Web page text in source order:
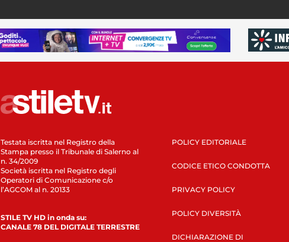
Testata iscritta nel Registro della
Stampa presso il Tribunale di Salerno al
n. 34/2009
Società iscritta nel Registro degli
Operatori di Comunicazione c/o
l’AGCOM al n. 20133
STILE TV HD in onda su:
CANALE 78 DEL DIGITALE TERRESTRE
POLICY EDITORIALE
CODICE ETICO CONDOTTA
PRIVACY POLICY
POLICY DIVERSITÀ
DICHIARAZIONE DI